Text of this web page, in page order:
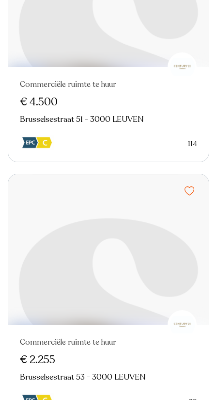
Commerciële ruimte te huur
€ 4.500
Brusselsestraat 51 - 3000 LEUVEN
114
Commerciële ruimte te huur
€ 2.255
Brusselsestraat 53 - 3000 LEUVEN